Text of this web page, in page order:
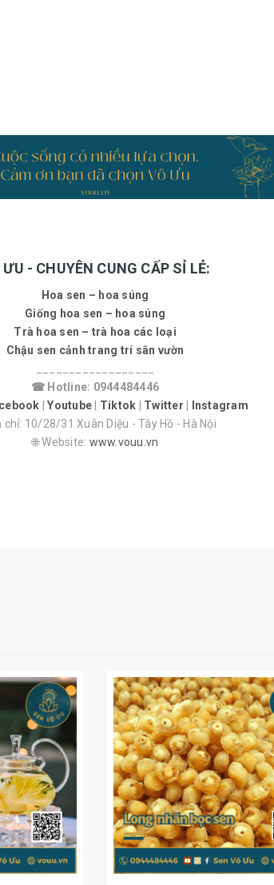
ƯU - CHUYÊN CUNG CẤP SỈ LẺ:
Hoa sen – hoa súng
Giống hoa sen – hoa súng
Trà hoa sen – trà hoa các loại
Chậu sen cảnh trang trí sân vườn
☎ Hotline: 0944484446
|Youtube | Tiktok | Twitter | Instagram
chỉ: 10/28/31 Xuân Diệu - Tây Hồ - Hà Nội
🌐 Website: www.vouu.vn